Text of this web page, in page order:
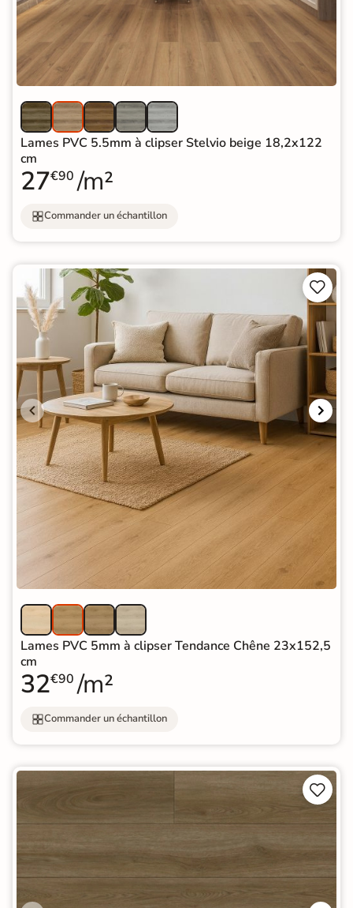
Lames PVC 5.5mm à clipser Stelvio beige 18,2x122
cm
27€90 /m²
Commander un échantillon


Lames PVC 5mm à clipser Tendance Chêne 23x152,5
cm
32€90 /m²
Commander un échantillon

